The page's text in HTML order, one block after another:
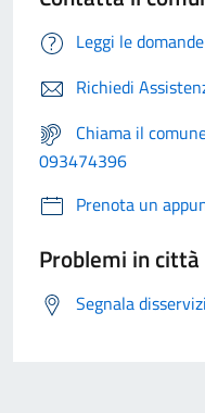
Leggi le
Richiedi
Chiama il
093474396
Prenota un
Problemi in città
Segnala